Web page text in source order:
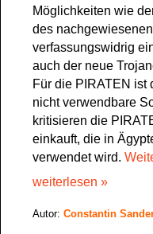
Möglichkeiten wie
des
verfassungswidrig
auch der neue
Für die PIRATEN ist
nicht verwendbare
kritisieren die
einkauft, die in
verwendet wird.
weiterlesen »
Autor: Constantin